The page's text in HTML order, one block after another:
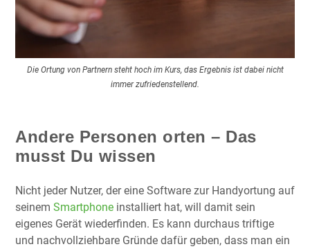
Die Ortung von Partnern steht hoch im Kurs, das Ergebnis ist dabei nicht
immer zufriedenstellend.
Andere Personen orten – Das
musst Du wissen
Nicht jeder Nutzer, der eine Software zur Handyortung auf
seinem Smartphone installiert hat, will damit sein
eigenes Gerät wiederfinden. Es kann durchaus triftige
und nachvollziehbare Gründe dafür geben, dass man ein